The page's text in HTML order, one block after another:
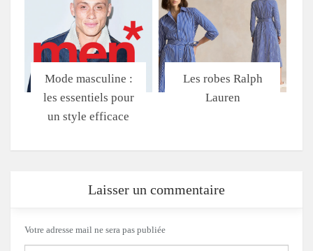
Mode masculine :
les essentiels pour
un style efficace
Les robes Ralph
Lauren
Laisser un commentaire
Votre adresse mail ne sera pas publiée